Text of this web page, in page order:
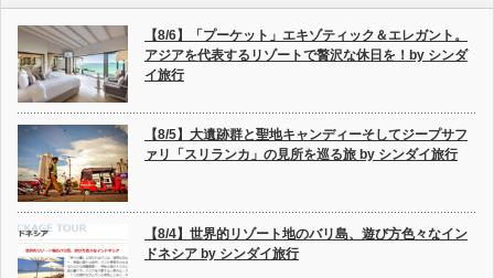
【8/6】「プーケット」エキゾティック＆エレガント。
アジアを代表するリゾートで贅沢な休日を！by シンダ
イ旅行
【8/5】大遺跡群と聖地キャンディーそしてジープサフ
ァリ「スリランカ」の見所を巡る旅 by シンダイ旅行
【8/4】世界的リゾート地のバリ島、遊び方色々なイン
ドネシア by シンダイ旅行